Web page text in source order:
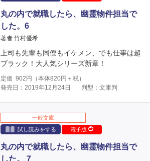
丸の内で就職したら、幽霊物件担当で
した。6
著者 竹村優希
上司も先輩も同僚もイケメン、でも仕事は超
ブラック！大人気シリーズ新章！
定価 902 円（本体820円＋税）
発売日：2019年12月24日
判型：文庫判
一般文庫
試し読みをする
電子版
丸の内で就職したら、幽霊物件担当で
した。７